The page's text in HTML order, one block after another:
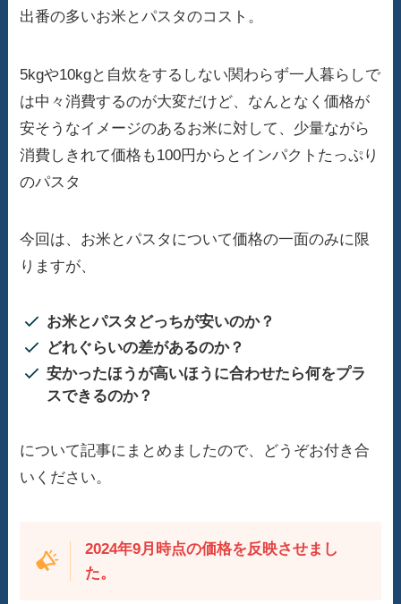
出番の多いお米とパスタのコスト。
5kgや10kgと自炊をするしない関わらず一人暮らしで
は中々消費するのが大変だけど、なんとなく価格が
安そうなイメージのあるお米に対して、少量ながら
消費しきれて価格も100円からとインパクトたっぷり
のパスタ
今回は、お米とパスタについて価格の一面のみに限
りますが、
お米とパスタどっちが安いのか？
どれぐらいの差があるのか？
安かったほうが高いほうに合わせたら何をプラ
スできるのか？
について記事にまとめましたので、どうぞお付き合
いください。
2024年9月時点の価格を反映させまし
た。